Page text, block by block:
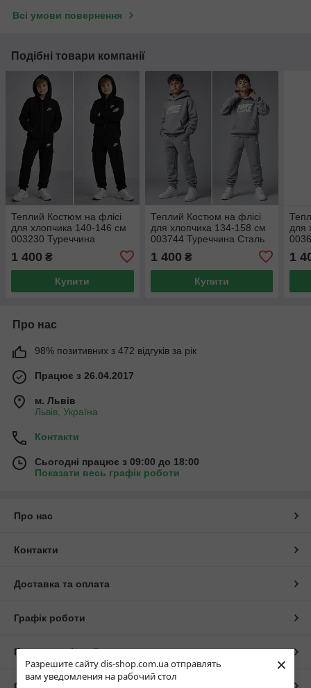
Разрешите сайту dis-shop.com.ua отправлять
вам уведомления на рабочий стол
×
Всі умови повернення
Подібні товари компанії
Теплий Костюм на флісі
для хлопчика 140-146 см
003230 Туреччина
1 400 ₴
Купити
Теплий Костюм на флісі
для хлопчика 134-158 см
003744 Туреччина Сталь
1 400 ₴
Купити
для
1
Про нас
98% позитивних з 472 відгуків за рік
Працює з 26.04.2017
м. Львів
Львів, Україна
Контакти
Сьогодні працює з 09:00 до 18:00
Показати весь графік роботи
Про нас
Контакти
Доставка та оплата
Графік роботи
Повна версія сайту